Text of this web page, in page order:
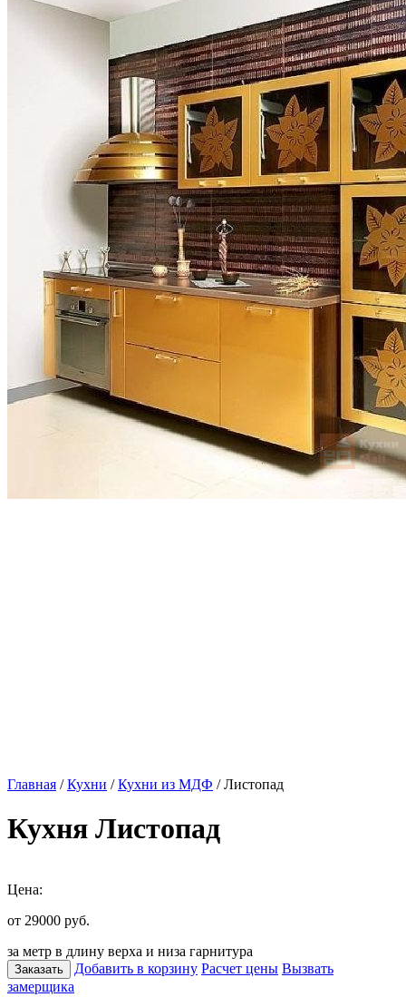
Главная /Кухни /Кухни из МДФ / Листопад
Кухня Листопад
Цена:
от 29000 руб.
за метр в длину верха и низа гарнитура
Заказать Добавить в корзину Расчет цены Вызвать
замерщика